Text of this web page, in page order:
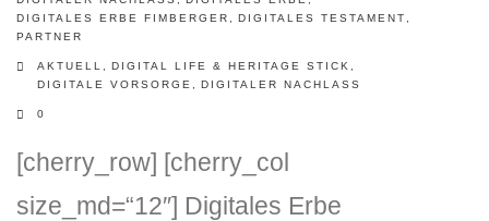
DIGITALES ERBE FIMBERGER
DIGITALES TESTAMENT
PARTNER
AKTUELL DIGITAL LIFE & HERITAGE STICK
DIGITALE VORSORGE
DIGITALER NACHLASS
0
[cherry_row] [cherry_col
size_md=“12″] Digitales Erbe